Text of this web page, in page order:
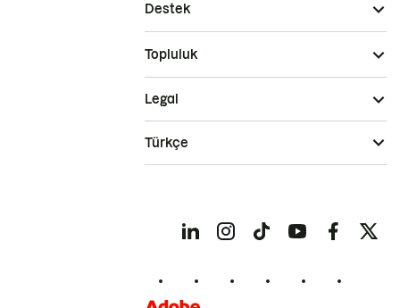
Destek
Topluluk
Legal
Türkçe